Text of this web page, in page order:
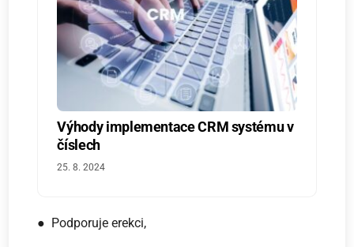
Výhody implementace CRM systému v
číslech
25. 8. 2024
● Podporuje erekci,